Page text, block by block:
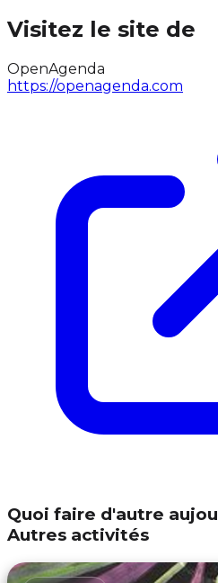
Visitez le site de
OpenAgenda
https://openagenda.com
Quoi faire d'autre
Autres activités